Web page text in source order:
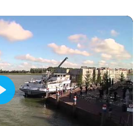
Play